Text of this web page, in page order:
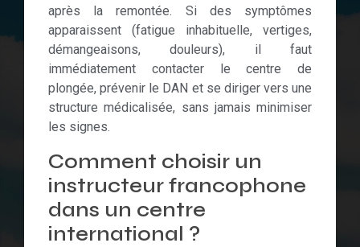
après la remontée. Si des symptômes
apparaissent (fatigue inhabituelle, vertiges,
démangeaisons, douleurs), il faut
immédiatement contacter le centre de
plongée, prévenir le DAN et se diriger vers une
structure médicalisée, sans jamais minimiser
les signes.
Comment choisir un
instructeur francophone
dans un centre
international ?